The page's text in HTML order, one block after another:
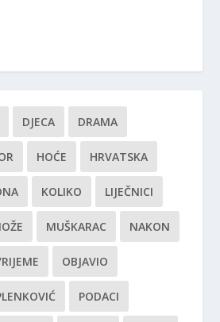
DJECA DRAMA
HOĆE HRVATSKA
KOLIKO LIJEČNICI
MUŠKARAC NAKON
OBJAVIO
PODACI